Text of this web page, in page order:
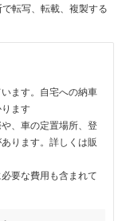
転写、転載、複製する
ます。自宅への納車
ます
、車の定置場所、登
ります。詳しくは販
要な費用も含まれて